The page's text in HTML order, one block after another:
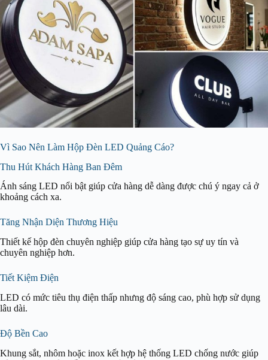
Vì Sao Nên Làm Hộp Đèn LED Quảng Cáo?
Thu Hút Khách Hàng Ban Đêm
Ánh sáng LED nổi bật giúp cửa hàng dễ dàng được chú ý ngay cả ở
khoảng cách xa.
Tăng Nhận Diện Thương Hiệu
Thiết kế hộp đèn chuyên nghiệp giúp cửa hàng tạo sự uy tín và
chuyên nghiệp hơn.
Tiết Kiệm Điện
LED có mức tiêu thụ điện thấp nhưng độ sáng cao, phù hợp sử dụng
lâu dài.
Độ Bền Cao
Khung sắt, nhôm hoặc inox kết hợp hệ thống LED chống nước giúp